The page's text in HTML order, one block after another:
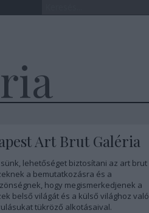
Art Brut Galéria
lehetőséget biztosítani az art brut
a bemutatkozásra és a
hogy megismerkedjenek a
belső világát és a külső világhoz való
tükröző alkotásaival.